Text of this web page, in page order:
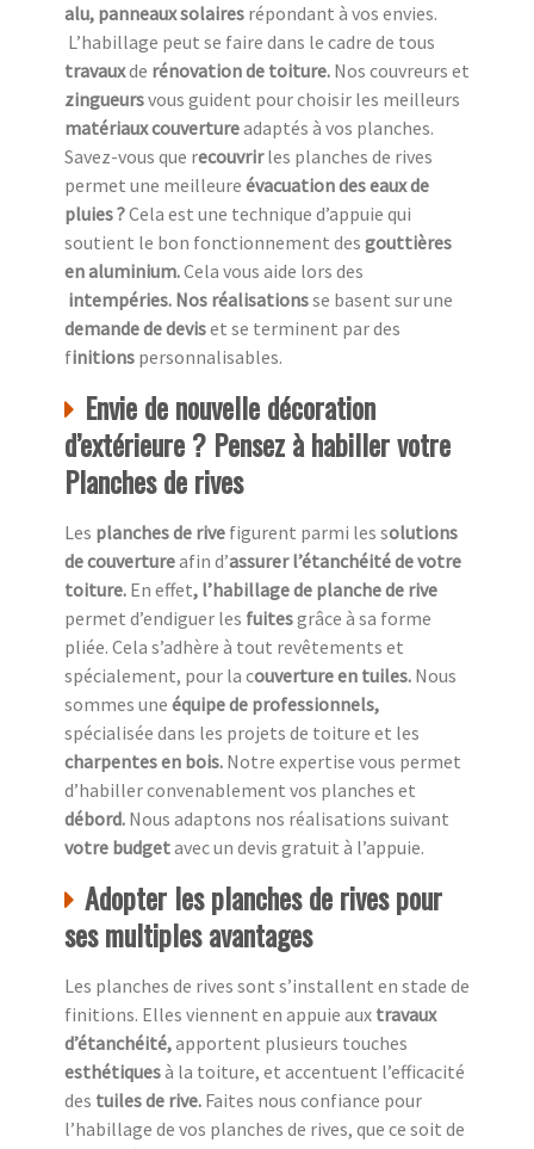
alu, panneaux solaires répondant à vos envies.
L’habillage peut se faire dans le cadre de tous
travauxde rénovation de toiture. Nos couvreurs et
zingueursvous guident pour choisir les meilleurs
matériaux couvertureadaptés à vos planches.
Savez-vous que recouvrirles planches de rives
permet une meilleure évacuation des eaux de
pluies ?Cela est une technique d’appuie qui
soutient le bon fonctionnement des gouttières
en aluminium.Cela vous aide lors des
intempéries. Nos réalisationsse basent sur une
demande de deviset se terminent par des
finitions personnalisables.
Envie de nouvelle décoration
d’extérieure ? Pensez à habiller votre
Planches de rives
Les planches de rive figurent parmi les solutions
de couvertureafin d’assurer l’étanchéité de votre
toiture. En effet, l’habillage de planche de rive
permet d’endiguer les fuitesgrâce à sa forme
pliée. Cela s’adhère à tout revêtements et
spécialement, pour la couverture en tuiles. Nous
sommes une équipe de professionnels,
spécialisée dans les projets de toiture et les
charpentes en bois. Notre expertise vous permet
d’habiller convenablement vos planches et
débord. Nous adaptons nos réalisations suivant
votre budgetavec un devis gratuit à l’appuie.
Adopter les planches de rives pour
ses multiples avantages
Les planches de rives sont s’installent en stade de
finitions. Elles viennent en appuie aux travaux
d’étanchéité,apportent plusieurs touches
esthétiquesà la toiture, et accentuent l’efficacité
des tuiles de rive. Faites nous confiance pour
l’habillage de vos planches de rives, que ce soit de